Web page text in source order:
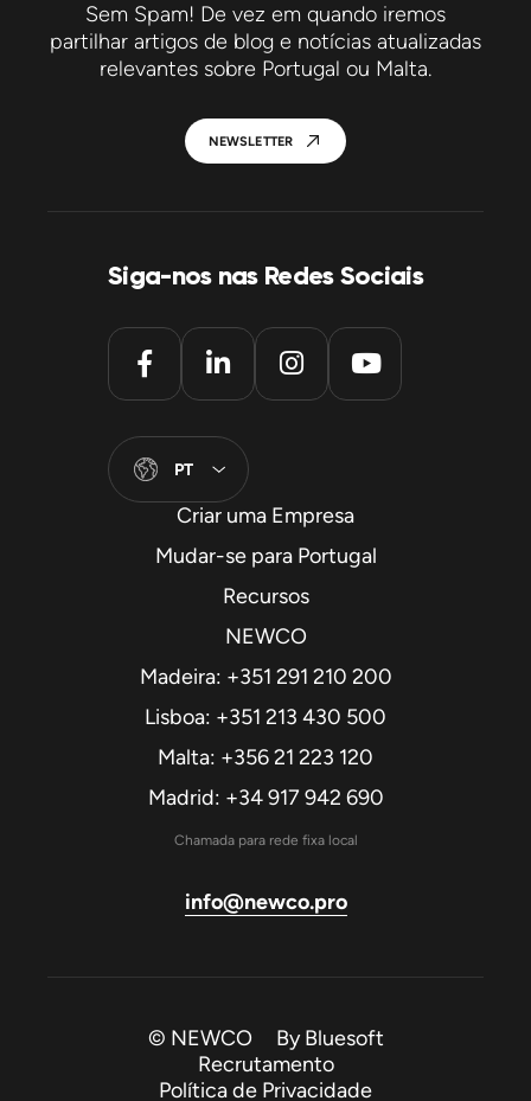
Sem Spam! De vez em quando iremos
partilhar artigos de blog e notícias atualizadas
relevantes sobre Portugal ou Malta.
NEWSLETTER
Siga-nos nas Redes Sociais
PT
Criar uma Empresa
Mudar-se para Portugal
Recursos
NEWCO
Madeira: +351 291 210 200
Lisboa: +351 213 430 500
Malta: +356 21 223 120
Madrid: +34 917 942 690
Chamada para rede fixa local
info@newco.pro
© NEWCO ByBluesoft
Recrutamento
Política de Privacidade